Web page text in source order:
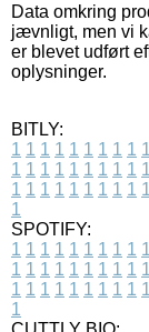
Data omkring
jævnligt, men vi
er blevet udført
oplysninger.
BITLY:
1 1 1 1 1 1 1 1 1 1
1 1 1 1 1 1 1 1 1 1
1 1 1 1 1 1 1 1 1 1
1
SPOTIFY:
1 1 1 1 1 1 1 1 1 1
1 1 1 1 1 1 1 1 1 1
1 1 1 1 1 1 1 1 1 1
1